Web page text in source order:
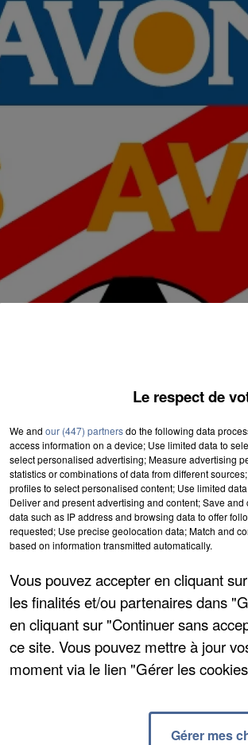
du4 juin 2016 à 9h00
au6 juillet 2016 à 19h59
Stade Benjamin Gonzo - 11 Rue du Rocher
77210 AVON
Le respect de
We and our (447) partnersdo the following data
access information on a device; Use limited data to
select personalised advertising; Measure advertising
statistics or combinations of data from different
profiles to select personalised content; Use limited
Deliver and present advertising and content; Save
data such as IP address and browsing data to offer
requested; Use precise geolocation data; Match and
based on information transmitted automatically.
Vous pouvez accepter en cliquant
les finalités et/ou partenaires dans
en cliquant sur "Continuer sans
ce site. Vous pouvez mettre à jour
moment via le lien "Gérer les
Gérer mes